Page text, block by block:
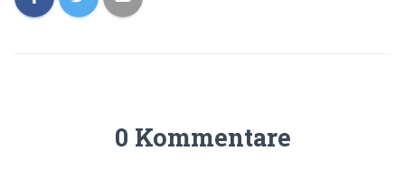
0 Kommentare